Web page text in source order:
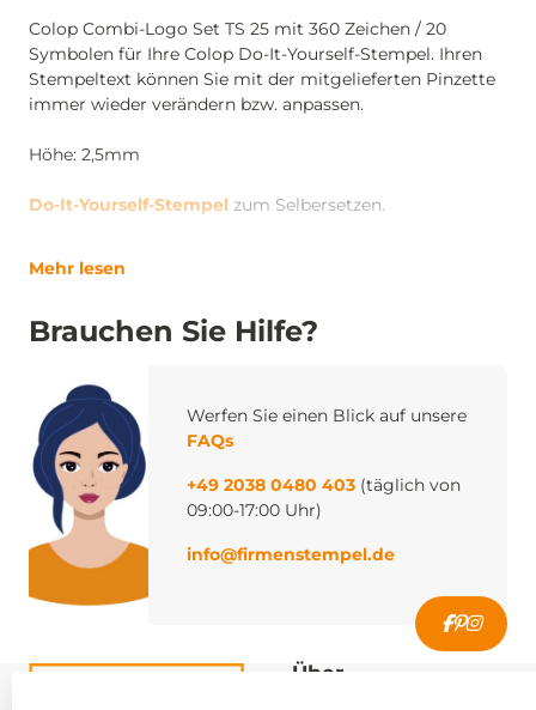
Colop Combi-Logo Set TS 25 mit 360 Zeichen / 20
Symbolen für Ihre Colop Do-It-Yourself-Stempel. Ihren
Stempeltext können Sie mit der mitgelieferten Pinzette
immer wieder verändern bzw. anpassen.
Höhe: 2,5mm
Do-It-Yourself-Stempel zum Selbersetzen.
Mehr lesen
Brauchen Sie Hilfe?
Werfen Sie einen Blick auf unsere
FAQs
+49 2038 0480 403 (täglich von
09:00-17:00 Uhr)
info@firmenstempel.de
Über